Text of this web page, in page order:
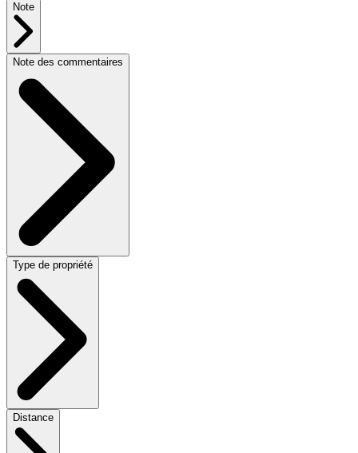
Note
Note des commentaires
Type de propriété
Distance